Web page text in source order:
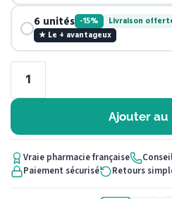
6 unités -15%
Livraison
★ Le + avantageux
Ajouter au
Vraie pharmacie française
Paiement sécurisé
Retours